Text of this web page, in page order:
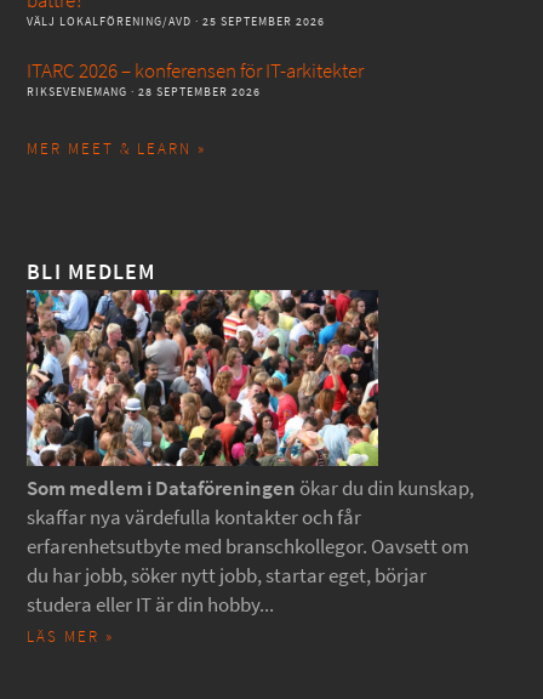
VÄLJ LOKALFÖRENING/AVD · 25 SEPTEMBER 2026
ITARC 2026 – konferensen för IT-arkitekter
RIKSEVENEMANG · 28 SEPTEMBER 2026
MER MEET & LEARN »
BLI MEDLEM
Som medlem i Dataföreningen ökar du din kunskap,
skaffar nya värdefulla kontakter och får
erfarenhetsutbyte med branschkollegor. Oavsett om
du har jobb, söker nytt jobb, startar eget, börjar
studera eller IT är din hobby...
LÄS MER »